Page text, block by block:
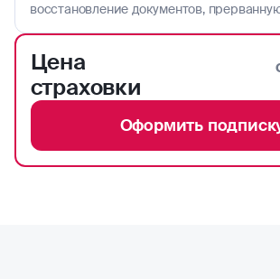
Цена
страховки
Оформить
восстановление документов,